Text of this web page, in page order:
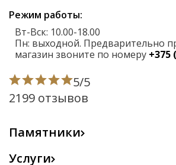
Памятники
Вертикальные
Услуги
Режим работы
Вт-Вск: 10.00-18.00
Пн: выходной. Предварительно
магазин звоните по номеру +375
5/5
2199 отзывов